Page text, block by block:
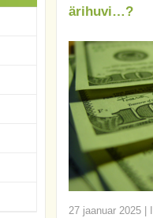
ärihuvi…?
27 jaanuar 2025|